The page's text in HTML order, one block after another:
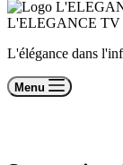
L'ELEGANCE TV
L'élégance dans
Menu